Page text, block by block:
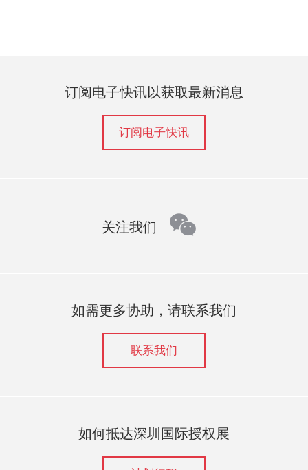
订阅电子快讯以获取最新消息
订阅电子快讯
关注我们 wechat
如需更多协助，请联系我们
联系我们
如何抵达深圳国际授权展